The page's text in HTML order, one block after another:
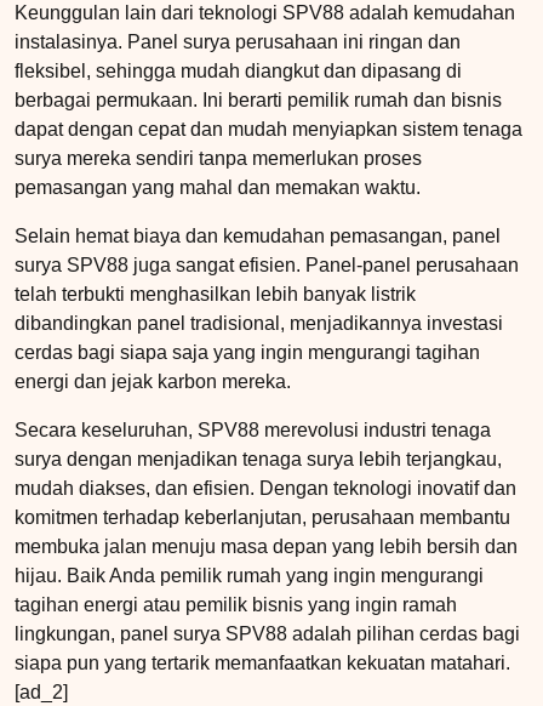
Keunggulan lain dari teknologi SPV88 adalah kemudahan
instalasinya. Panel surya perusahaan ini ringan dan
fleksibel, sehingga mudah diangkut dan dipasang di
berbagai permukaan. Ini berarti pemilik rumah dan bisnis
dapat dengan cepat dan mudah menyiapkan sistem tenaga
surya mereka sendiri tanpa memerlukan proses
pemasangan yang mahal dan memakan waktu.
Selain hemat biaya dan kemudahan pemasangan, panel
surya SPV88 juga sangat efisien. Panel-panel perusahaan
telah terbukti menghasilkan lebih banyak listrik
dibandingkan panel tradisional, menjadikannya investasi
cerdas bagi siapa saja yang ingin mengurangi tagihan
energi dan jejak karbon mereka.
Secara keseluruhan, SPV88 merevolusi industri tenaga
surya dengan menjadikan tenaga surya lebih terjangkau,
mudah diakses, dan efisien. Dengan teknologi inovatif dan
komitmen terhadap keberlanjutan, perusahaan membantu
membuka jalan menuju masa depan yang lebih bersih dan
hijau. Baik Anda pemilik rumah yang ingin mengurangi
tagihan energi atau pemilik bisnis yang ingin ramah
lingkungan, panel surya SPV88 adalah pilihan cerdas bagi
siapa pun yang tertarik memanfaatkan kekuatan matahari.
[ad_2]